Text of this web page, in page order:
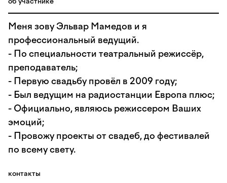
Меня зову Эльвар Мамедов и я
профессиональный ведущий.
- По специальности театральный режиссёр,
преподаватель;
- Первую свадьбу провёл в 2009 году;
- Был ведущим на радиостанции Европа плюс;
- Официально, являюсь режиссером Ваших
эмоций;
- Провожу проекты от свадеб, до фестивалей
по всему свету.
контакты